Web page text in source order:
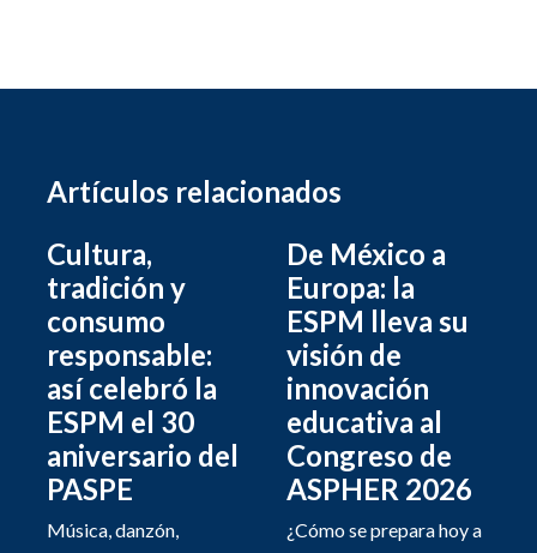
Artículos relacionados
Cultura,
tradición y
consumo
responsable:
así celebró la
ESPM el 30
aniversario del
PASPE
Música, danzón,
De México a
Europa: la
ESPM lleva su
visión de
innovación
educativa al
Congreso de
ASPHER 2026
¿Cómo se prepara hoy a